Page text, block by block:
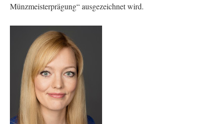
Münzmeisterprägung“ ausgezeichnet wird.